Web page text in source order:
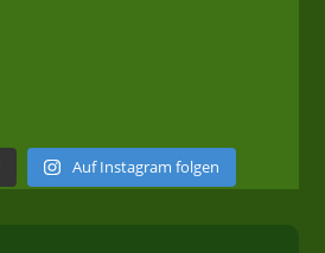
Auf Instagram folgen